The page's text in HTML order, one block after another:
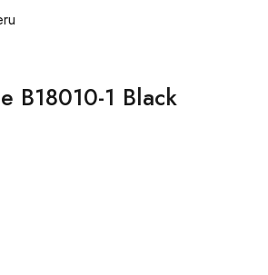
B18010-1 Black